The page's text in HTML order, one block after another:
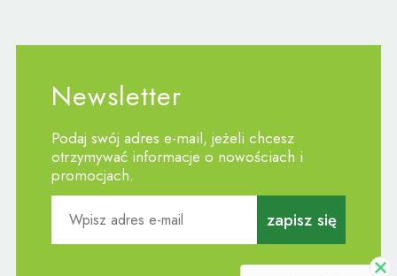
Newsletter
Podaj swój adres e-mail, jeżeli chcesz
otrzymywać informacje o nowościach i
promocjach.
zapisz się